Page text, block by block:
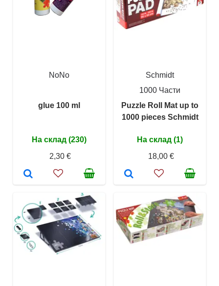
NoNo
glue 100 ml
На склад (230)
2,30 €
Schmidt
1000 Части
Puzzle Roll Mat up to
1000 pieces Schmidt
На склад (1)
18,00 €